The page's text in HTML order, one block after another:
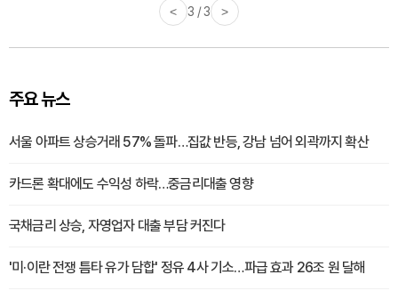
< 3 / 3 >
주요 뉴스
서울 아파트 상승거래 57% 돌파…집값 반등, 강남 넘어 외곽까지 확산
카드론 확대에도 수익성 하락…중금리대출 영향
국채금리 상승, 자영업자 대출 부담 커진다
'미·이란 전쟁 틈타 유가 담합' 정유 4사 기소…파급 효과 26조 원 달해